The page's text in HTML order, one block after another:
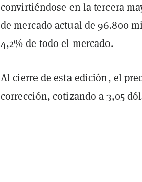
convirtiéndose en la tercera
de mercado actual de 96.800
4,2% de todo el mercado.
Al cierre de esta edición, el
corrección, cotizando a 3,05